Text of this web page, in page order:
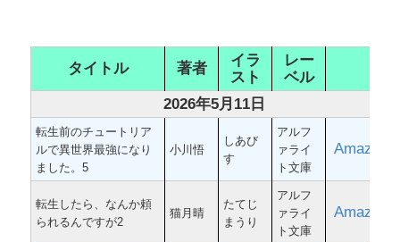
タイトル 著者
イラ
スト
レー
ベル
2026年5月11日
転生前のチュートリア
ルで異世界最強になり
ました。5
小川悟
しあび
す
アルフ
ァライ
ト文庫
Amazon
転生したら、なんか頼
られるんですが2
猫月晴
たてじ
まうり
アルフ
ァライ
ト文庫
Amazon